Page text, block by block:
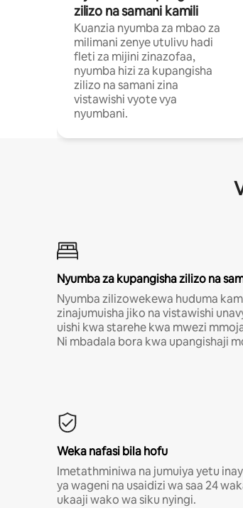
zilizo na samani kamili
Kuanzia nyumba za mbao za
milimani zenye utulivu hadi
fleti za mijini zinazofaa,
nyumba hizi za kupangisha
zilizo na samani zina
vistawishi vyote vya
nyumbani.
Nyumba za kupangisha zilizo na
Nyumba zilizowekewa huduma
zinajumuisha jiko na vistawishi
uishi kwa starehe kwa mwezi
Ni mbadala bora kwa upangishaji
Weka nafasi bila hofu
Imetathminiwa na jumuiya yetu
ya wageni na usaidizi wa saa 24
ukaaji wako wa siku nyingi.